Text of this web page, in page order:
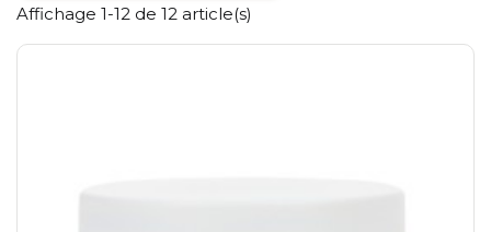
Affichage 1-12 de 12 article(s)